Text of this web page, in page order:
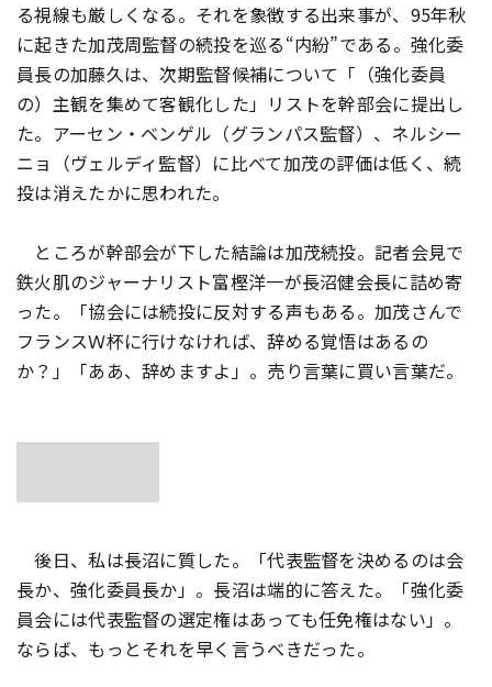
る視線も厳しくなる。それを象徴する出来事が、95年秋
に起きた加茂周監督の続投を巡る“内紛”である。強化委
員長の加藤久は、次期監督候補について「（強化委員
の）主観を集めて客観化した」リストを幹部会に提出し
た。アーセン・ベンゲル（グランパス監督）、ネルシー
ニョ（ヴェルディ監督）に比べて加茂の評価は低く、続
投は消えたかに思われた。
ところが幹部会が下した結論は加茂続投。記者会見で
鉄火肌のジャーナリスト富樫洋一が長沼健会長に詰め寄
った。「協会には続投に反対する声もある。加茂さんで
フランスＷ杯に行けなければ、辞める覚悟はあるの
か？」「ああ、辞めますよ」。売り言葉に買い言葉だ。
後日、私は長沼に質した。「代表監督を決めるのは会
長か、強化委員長か」。長沼は端的に答えた。「強化委
員会には代表監督の選定権はあっても任免権はない」。
ならば、もっとそれを早く言うべきだった。